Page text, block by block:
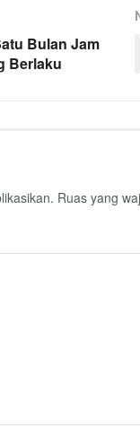
Bulan Jam
Berlaku
Ruas yang